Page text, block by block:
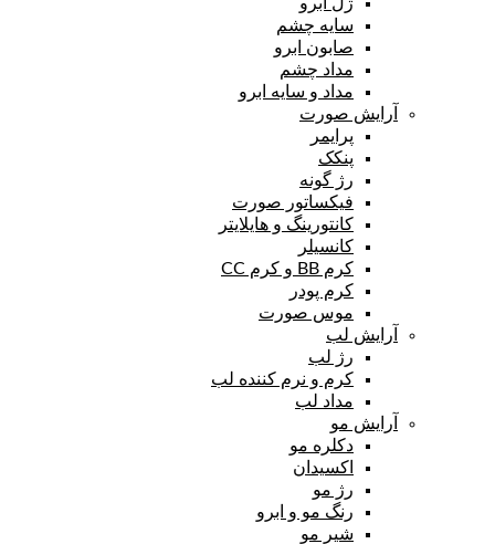
سایه چشم
صابون ابرو
مداد چشم
مداد و سایه ابرو
آرایش صورت
پرایمر
پنکک
رژ گونه
فیکساتور صورت
کانتورینگ و هایلایتر
کانسیلر
کرم BB و کرم CC
کرم پودر
موس صورت
آرایش لب
رژ لب
کرم و نرم کننده لب
مداد لب
آرایش مو
دکلره مو
اکسیدان
رژ مو
رنگ مو و ابرو
شیر مو